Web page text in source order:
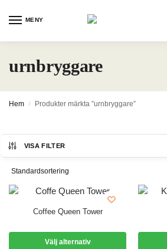
MENY
urnbryggare
Hem / Produkter märkta ”urnbryggare”
VISA FILTER
Coffee Queen Tower
Välj alternativ